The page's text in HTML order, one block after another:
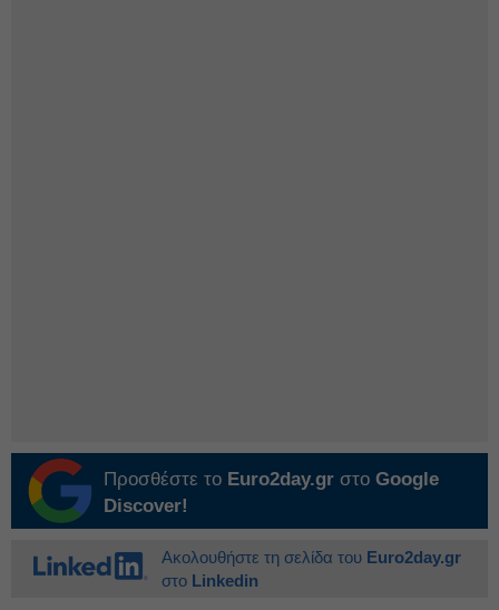
Προσθέστε το Euro2day.gr στο Google
Discover!
Ακολουθήστε τη σελίδα του Euro2day.gr
στο Linkedin